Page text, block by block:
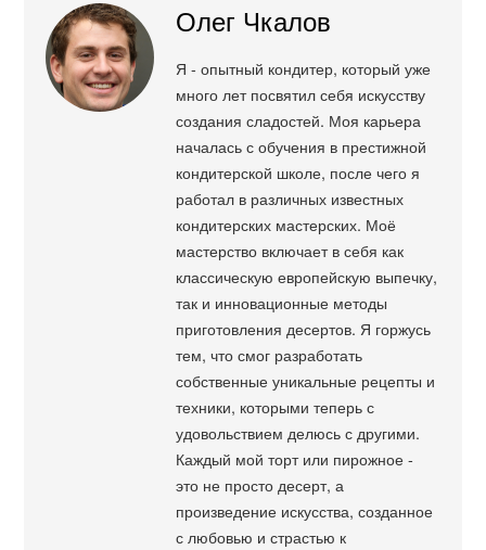
Олег Чкалов
Я - опытный кондитер, который уже
много лет посвятил себя искусству
создания сладостей. Моя карьера
началась с обучения в престижной
кондитерской школе, после чего я
работал в различных известных
кондитерских мастерских. Моё
мастерство включает в себя как
классическую европейскую выпечку,
так и инновационные методы
приготовления десертов. Я горжусь
тем, что смог разработать
собственные уникальные рецепты и
техники, которыми теперь с
удовольствием делюсь с другими.
Каждый мой торт или пирожное -
это не просто десерт, а
произведение искусства, созданное
с любовью и страстью к